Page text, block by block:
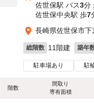
佐世保駅 バス3分
佐世保中央駅 歩7
長崎県佐世保市下
総階数 11階建 築年
駐車場あり 駐
階数
間取り
専有面積